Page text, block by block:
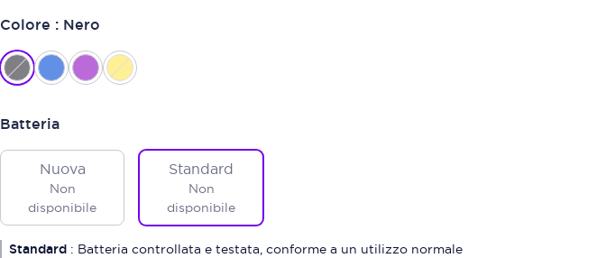
Colore : Nero
Batteria
Nuova
Non
disponibile
Standard
Non
disponibile
Standard : Batteria controllata e testata, conforme a un utilizzo normale